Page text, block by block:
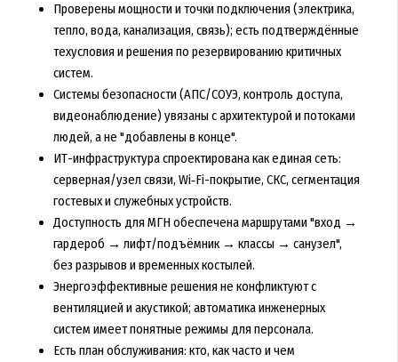
Проверены мощности и точки подключения (электрика,
тепло, вода, канализация, связь); есть подтверждённые
техусловия и решения по резервированию критичных
систем.
Системы безопасности (АПС/СОУЭ, контроль доступа,
видеонаблюдение) увязаны с архитектурой и потоками
людей, а не "добавлены в конце".
ИТ-инфраструктура спроектирована как единая сеть:
серверная/узел связи, Wi‑Fi-покрытие, СКС, сегментация
гостевых и служебных устройств.
Доступность для МГН обеспечена маршрутами "вход →
гардероб → лифт/подъёмник → классы → санузел",
без разрывов и временных костылей.
Энергоэффективные решения не конфликтуют с
вентиляцией и акустикой; автоматика инженерных
систем имеет понятные режимы для персонала.
Есть план обслуживания: кто, как часто и чем